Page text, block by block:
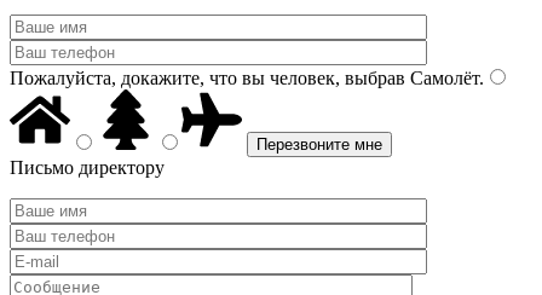
Пожалуйста, докажите, что вы человек, выбрав Самолёт.
Письмо директору